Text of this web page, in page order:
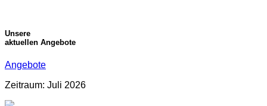
Unsere
aktuellen Angebote
Angebote
Zeitraum: Juli 2026